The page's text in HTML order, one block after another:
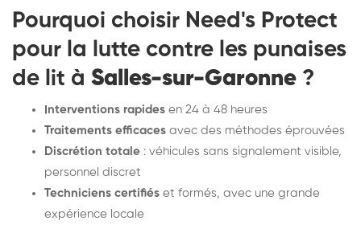
Pourquoi choisir Need's Protect
pour la lutte contre les punaises
de lit à Salles-sur-Garonne ?
Interventions rapides en 24 à 48 heures
Traitements efficaces avec des méthodes éprouvées
Discrétion totale : véhicules sans signalement visible,
personnel discret
Techniciens certifiés et formés, avec une grande
expérience locale